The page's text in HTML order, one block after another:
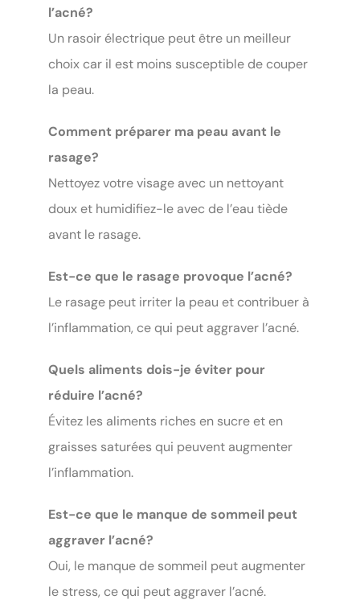
l’acné?
Un rasoir électrique peut être un meilleur
choix car il est moins susceptible de couper
la peau.
Comment préparer ma peau avant le
rasage?
Nettoyez votre visage avec un nettoyant
doux et humidifiez-le avec de l’eau tiède
avant le rasage.
Est-ce que le rasage provoque l’acné?
Le rasage peut irriter la peau et contribuer à
l’inflammation, ce qui peut aggraver l’acné.
Quels aliments dois-je éviter pour
réduire l’acné?
Évitez les aliments riches en sucre et en
graisses saturées qui peuvent augmenter
l’inflammation.
Est-ce que le manque de sommeil peut
aggraver l’acné?
Oui, le manque de sommeil peut augmenter
le stress, ce qui peut aggraver l’acné.